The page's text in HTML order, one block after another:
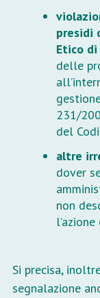
presidi
Etico
delle
231/
del
altre
dover
non
Si precisa,
segnalazione